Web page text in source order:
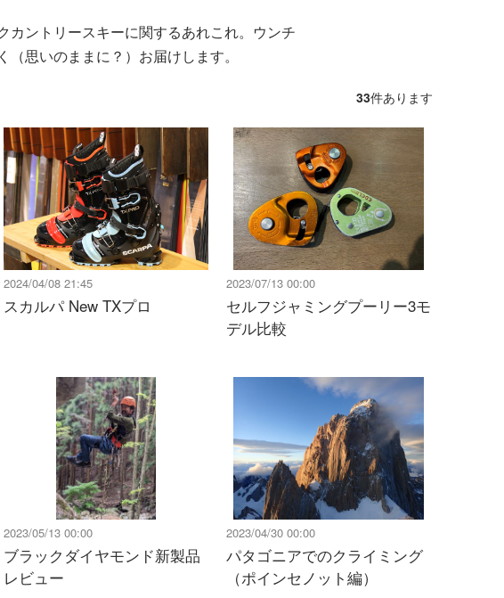
カントリースキーに関するあれこれ。ウンチ
思いのままに？）お届けします。
33件あります
2024/04/08 21:45
スカルパ New TXプロ
2023/07/13 00:00
セルフジャミングプーリー3モ
デル比較
2023/05/13 00:00
ブラックダイヤモンド新製品
レビュー
2023/04/30 00:00
パタゴニアでのクライミング
（ポインセノット編）